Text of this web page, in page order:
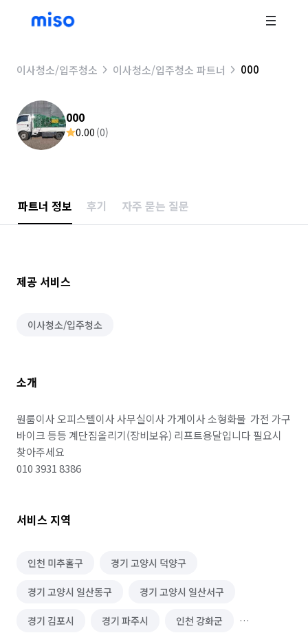
이사청소/입주청소 이사청소/입주청소 파트너 000
000
0.00 (0)
파트너 정보 후기 자주 묻는 질문
제공 서비스
이사청소/입주청소
소개
원룸이사 오피스텔이사 사무실이사 가게이사 소형화물  가전 가구
바이크 등등 계단짐올리기(장비보유) 리프트용달입니다 필요시
찾아주세요
010 3931 8386
서비스 지역
인천 미추홀구 경기 고양시 덕양구
경기 고양시 일산동구 경기 고양시 일산서구
경기 김포시 경기 파주시 인천 강화군